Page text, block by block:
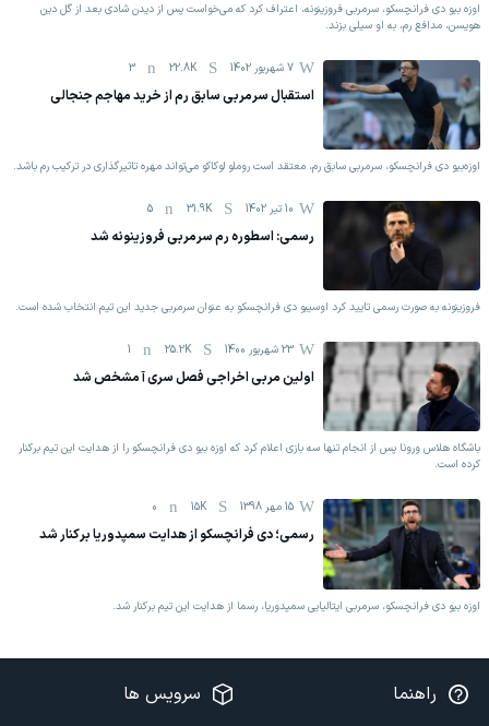
اوزه بیو دی فرانچسکو، سرمربی فروزینونه، اعتراف کرد که می‌خواست پس از دیدن شادی بعد از گل دین
هویسن، مدافع رم، به او سیلی بزند.
7 شهریور 1402 22.8K
3
استقبال سرمربی سابق رم از خرید مهاجم جنجالی
اوزه‌بیو دی فرانچسکو، سرمربی سابق رم، معتقد است روملو لوکاکو می‌تواند مهره تاثیرگذاری در ترکیب رم باشد.
10 تیر 1402 31.9K
5
رسمی: اسطوره رم سرمربی فروزینونه شد
فروزینونه به صورت رسمی تایید کرد اوسیبو دی فرانچسکو به عنوان سرمربی جدید این تیم انتخاب شده است.
23 شهریور 1400 25.2K
1
اولین مربی اخراجی فصل سری آ مشخص شد
باشگاه هلاس ورونا پس از انجام تنها سه بازی اعلام کرد که اوزه بیو دی فرانچسکو را از هدایت این تیم برکنار
کرده است.
15 مهر 1398 15K
0
رسمی؛ دی فرانچسکو از هدایت سمپدوریا برکنار شد
اوزه بیو دی فرانچسکو، سرمربی ایتالیایی سمپدوریا، رسما از هدایت این تیم برکنار شد.
راهنما سرویس ها